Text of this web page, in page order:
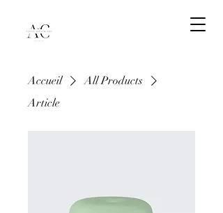
Accueil
All Products
Article